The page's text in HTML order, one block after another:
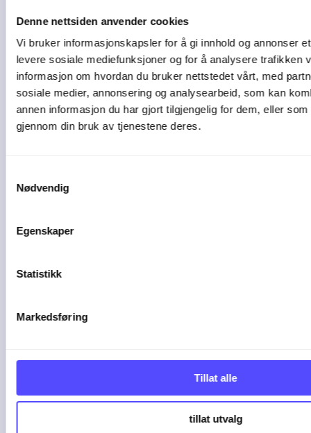
Denne nettsiden anvender cookies
Vi bruker informasjonskapsler for å gi innhold og annonser
levere sosiale mediefunksjoner og for å analysere trafikken
informasjon om hvordan du bruker nettstedet vårt, med
sosiale medier, annonsering og analysearbeid, som kan
annen informasjon du har gjort tilgjengelig for dem, eller
gjennom din bruk av tjenestene deres.
Nødvendig
Egenskaper
Statistikk
Markedsføring
Tillat alle
tillat utvalg
2 min lesetid
5 tegn på at bedriften
bør bytte ...
2 min lesetid